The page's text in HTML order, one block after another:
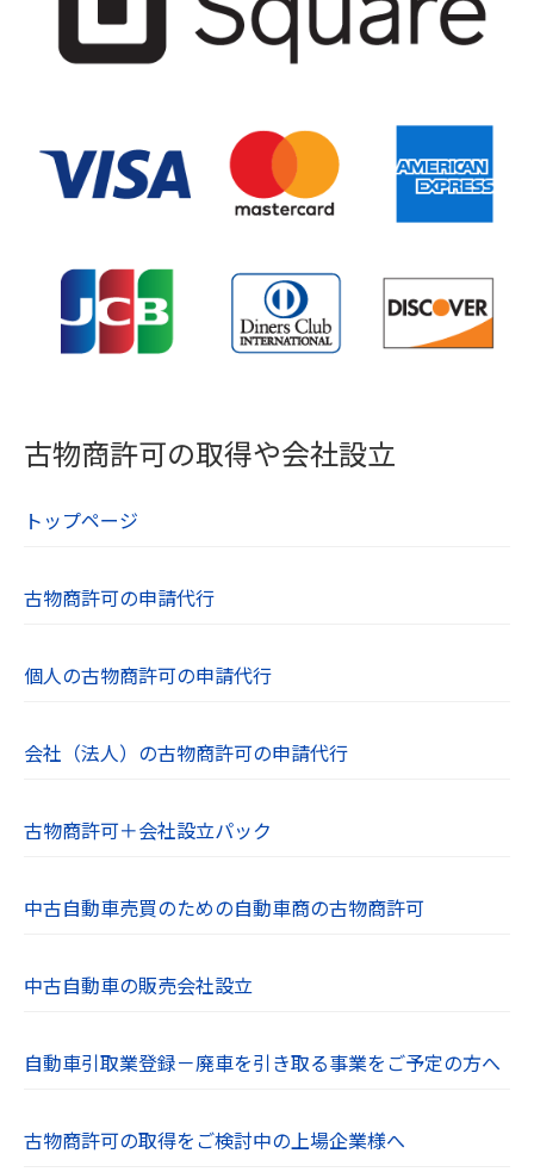
古物商許可の取得や会社設立
トップページ
古物商許可の申請代行
個人の古物商許可の申請代行
会社（法人）の古物商許可の申請代行
古物商許可＋会社設立パック
中古自動車売買のための自動車商の古物商許可
中古自動車の販売会社設立
自動車引取業登録－廃車を引き取る事業をご予定の方へ
古物商許可の取得をご検討中の上場企業様へ